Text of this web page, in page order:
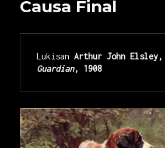
Causa Final
Lukisan Arthur John
Guardian, 1908